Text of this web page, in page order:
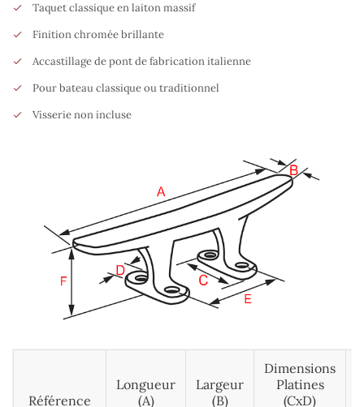
Taquet classique en laiton massif
Finition chromée brillante
Accastillage de pont de fabrication italienne
Pour bateau classique ou traditionnel
Visserie non incluse
Référence
Longueur
(A)
Largeur
(B)
Dimensions
Platines
(cxD)